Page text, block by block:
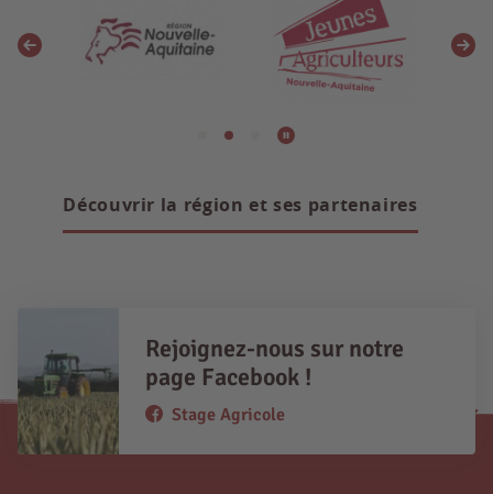
Découvrir la région et ses partenaires
Rejoignez-nous sur notre
page Facebook !
Stage Agricole